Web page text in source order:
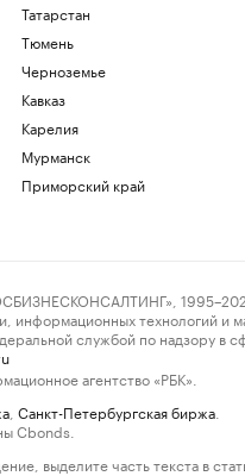
Татарстан
Тюмень
Черноземье
Кавказ
Карелия
Мурманск
Приморский край
1995–2026.
информационных технологий и
службой по надзору в
агентство «РБК».
Санкт-Петербургская биржа
Cbonds.
выделите часть текста в